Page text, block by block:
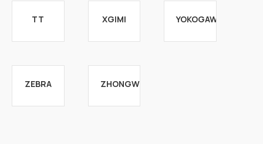
TT XGIMI YOKOGAWA
ZEBRA ZHONGWEI